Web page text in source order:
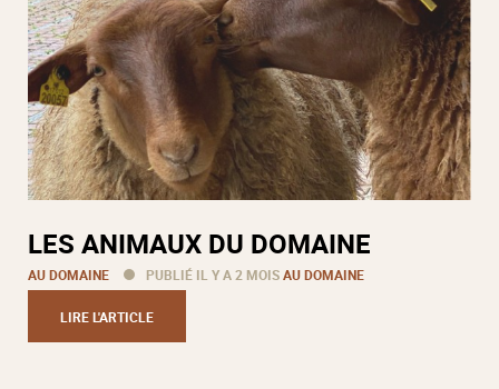
LES ANIMAUX DU DOMAINE
AU DOMAINE PUBLIÉ IL Y A 2 MOISAU DOMAINE
LIRE L'ARTICLE